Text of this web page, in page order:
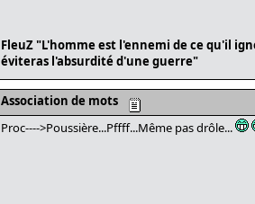
FleuZ "L'homme est l'ennemi de ce qu'il
éviteras l'absurdité d'une guerre"
Association de mots
Proc---->Poussière...Pffff...Même pas drôle...